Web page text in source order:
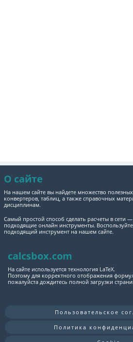
О сайте
На нашем сайте вы найдете множество
конвертеров, таблиц, а также справочных
дисциплинам.
Самый простой способ сделать расчеты в сети —
подходящие онлайн инструменты.
подходящий инструмент на нашем сайте.
calcsbox.com
На сайте используется технология LaTeX.
Поэтому для корректного отображения
пожалуйста дождитесь полной загрузки
Пользовательское
Политика